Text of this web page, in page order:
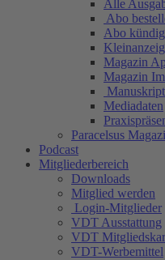
Alle
Abo
Abo
Magazin
Magazin
Mediadaten
Paracelsus
Podcast
Mitgliederbereich
Downloads
Mitglied werden
Login-Mitglieder
VDT Ausstattung
VDT
VDT-Werbemittel